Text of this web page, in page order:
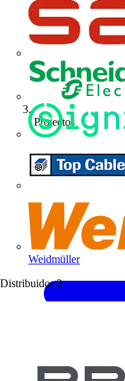
Weidmüller
Distribuidor 2
Projectos